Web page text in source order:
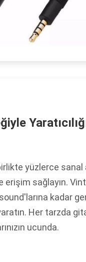
yüzlerce sanal
sağlayın.
kadar
Her tarzda
ucunda.